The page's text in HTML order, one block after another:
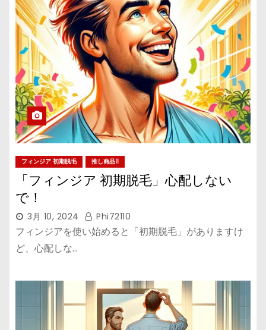
フィンジア 初期脱毛 推し商品II
「フィンジア 初期脱毛」心配しない
で！
3月 10, 2024 Phi72110
フィンジアを使い始めると「初期脱毛」がありますけ
ど、心配しな…